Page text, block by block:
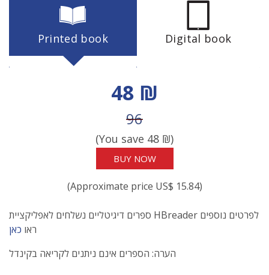
Printed book Digital book
Discount price
48 ₪
Price before discount
96
(You save 48 ₪)
BUY NOW
(Approximate price US$ 15.84)
ספרים דיגיטליים נשלחים לאפליקציית HBreader לפרטים נוספים
ראו כאן
הערה: הספרים אינם ניתנים לקריאה בקינדל